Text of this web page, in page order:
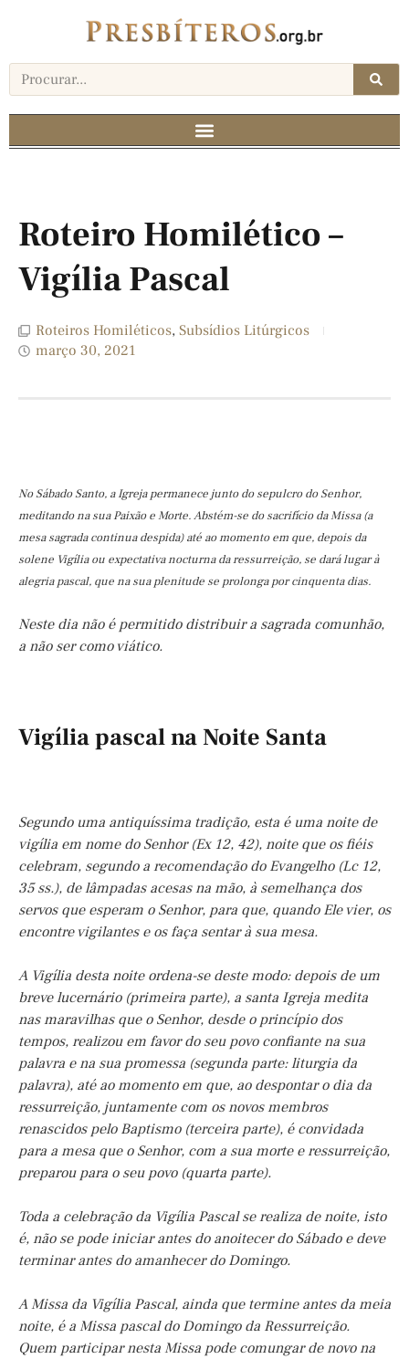
Roteiro Homilético –
Vigília Pascal
Roteiros Homiléticos, Subsídios Litúrgicos
março 30, 2021
No Sábado Santo, a Igreja permanece junto do sepulcro do Senhor,
meditando na sua Paixão e Morte. Abstém-se do sacrifício da Missa (a
mesa sagrada continua despida) até ao momento em que, depois da
solene Vigília ou expectativa nocturna da ressurreição, se dará lugar à
alegria pascal, que na sua plenitude se prolonga por cinquenta dias.
Neste dia não é permitido distribuir a sagrada comunhão,
a não ser como viático.
Vigília pascal na Noite Santa
Segundo uma antiquíssima tradição, esta é uma noite de
vigília em nome do Senhor (Ex 12, 42), noite que os fiéis
celebram, segundo a recomendação do Evangelho (Lc 12,
35 ss.), de lâmpadas acesas na mão, à semelhança dos
servos que esperam o Senhor, para que, quando Ele vier, os
encontre vigilantes e os faça sentar à sua mesa.
A Vigília desta noite ordena-se deste modo: depois de um
breve lucernário (primeira parte), a santa Igreja medita
nas maravilhas que o Senhor, desde o princípio dos
tempos, realizou em favor do seu povo confiante na sua
palavra e na sua promessa (segunda parte: liturgia da
palavra), até ao momento em que, ao despontar o dia da
ressurreição, juntamente com os novos membros
renascidos pelo Baptismo (terceira parte), é convidada
para a mesa que o Senhor, com a sua morte e ressurreição,
preparou para o seu povo (quarta parte).
Toda a celebração da Vigília Pascal se realiza de noite, isto
é, não se pode iniciar antes do anoitecer do Sábado e deve
terminar antes do amanhecer do Domingo.
A Missa da Vigília Pascal, ainda que termine antes da meia
noite, é a Missa pascal do Domingo da Ressurreição.
Quem participar nesta Missa pode comungar de novo na